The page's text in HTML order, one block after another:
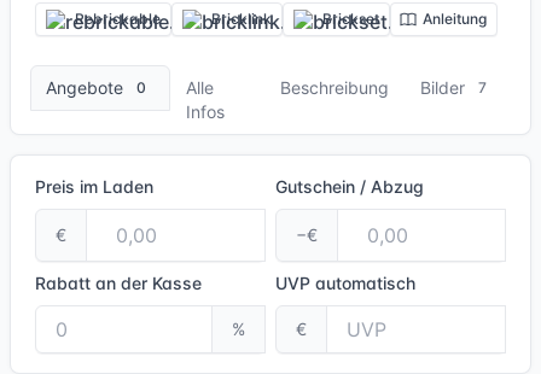
Rebrickable Bricklink Brickset Anleitung
Angebote 0
Alle
Infos
Beschreibung Bilder 7
Preis im Laden
€
Gutschein / Abzug
−€
Rabatt an der Kasse
%
UVP automatisch
€